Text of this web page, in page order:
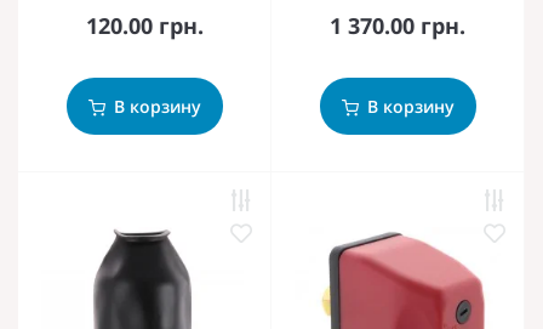
120.00 грн.
В корзину
1 370.00 грн.
В корзину